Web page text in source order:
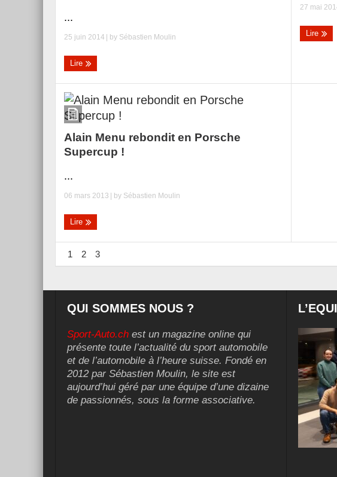
...
25 juin 2014 | by Sébastien Moulin
Lire
27 mai
Lire
Alain Menu rebondit en Porsche
Supercup !
...
06 mars 2013 | by Sébastien Moulin
Lire
1 2 3
QUI SOMMES NOUS ?
Sport-Auto.ch est un magazine online qui
présente toute l’actualité du sport automobile
et de l’automobile à l’heure suisse. Fondé en
2012 par Sébastien Moulin, le site est
aujourd’hui géré par une équipe d’une dizaine
de passionnés, sous la forme associative.